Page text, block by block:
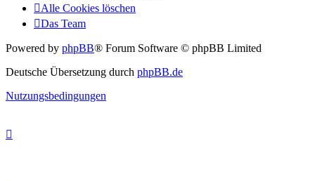
Alle Cookies löschen
Das Team
Powered by phpBB® Forum Software © phpBB Limited
Deutsche Übersetzung durch phpBB.de
Nutzungsbedingungen